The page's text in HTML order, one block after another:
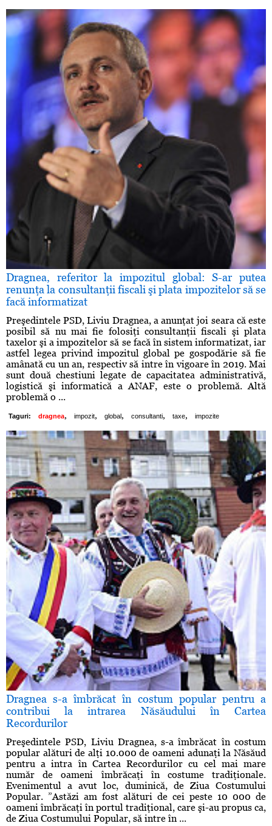
Dragnea, referitor la impozitul global: S-ar putea
renunţa la consultanţii fiscali şi plata impozitelor să se
facă informatizat
Preşedintele PSD, Liviu Dragnea, a anunţat joi seara că este
posibil să nu mai fie folosiţi consultanţii fiscali şi plata
taxelor şi a impozitelor să se facă în sistem informatizat, iar
astfel legea privind impozitul global pe gospodărie să fie
amânată cu un an, respectiv să intre în vigoare în 2019. Mai
sunt două chestiuni legate de capacitatea administrativă,
logistică şi informatică a ANAF, este o problemă. Altă
problemă o ...
Taguri: dragnea, impozit, global , consultanti, taxe, impozite
Dragnea s-a îmbrăcat în costum popular pentru a
contribui la intrarea Năsăudului în Cartea
Recordurilor
Preşedintele PSD, Liviu Dragnea, s-a îmbrăcat în costum
popular alături de alţi 10.000 de oameni adunaţi la Năsăud
pentru a intra în Cartea Recordurilor cu cel mai mare
număr de oameni îmbrăcaţi în costume tradiţionale.
Evenimentul a avut loc, duminică, de Ziua Costumului
Popular. ”Astăzi am fost alături de cei peste 10 000 de
oameni îmbrăcaţi în portul tradiţional, care şi-au propus ca,
de Ziua Costumului Popular, să intre în ...